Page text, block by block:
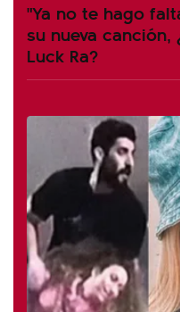
"Ya no te hago
su nueva
Luck Ra?